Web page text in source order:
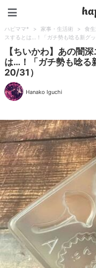
ハピママ* > 家事・生活術 > 食
スするとは…！「ガチ勢も唸る新グ
【ちいかわ】あの闇
は…！「ガチ勢も唸る
20/31）
Hanako Iguchi